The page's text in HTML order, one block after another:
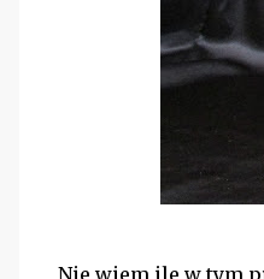
Nie wiem ile w tym